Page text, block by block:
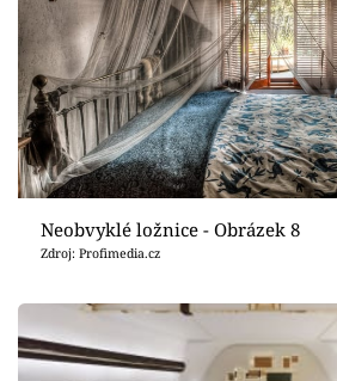
Neobvyklé ložnice - Obrázek 8
Zdroj: Profimedia.cz